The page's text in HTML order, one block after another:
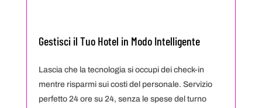
Gestisci il Tuo Hotel in Modo Intelligente
Lascia che la tecnologia si occupi dei check-in
mentre risparmi sui costi del personale. Servizio
perfetto 24 ore su 24, senza le spese del turno